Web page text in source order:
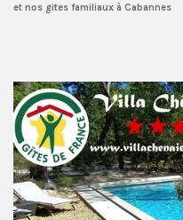
o
A
g
et nos gites familiaux à Cabannes